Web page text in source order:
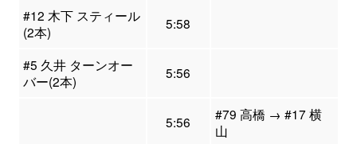
#12 木下 スティール
(2本)
5:58
#5 久井 ターンオー
バー(2本)
5:56
5:56
#79 高橋 → #17 横
山